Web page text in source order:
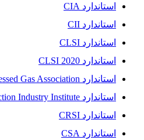
استاندارد CIA
استاندارد CII
استاندارد CLSI
استاندارد CLSI 2020
استاندارد Compressed Gas Association
استاندارد Construction Industry Institute
استاندارد CRSI
استاندارد CSA